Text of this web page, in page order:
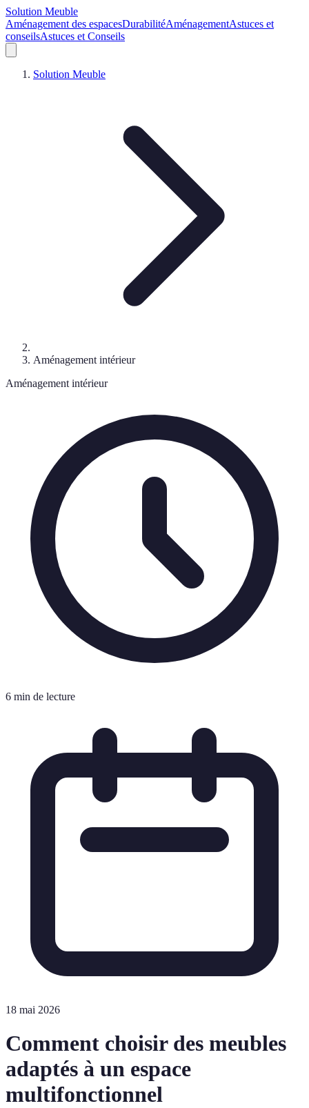
Solution Meuble
Aménagement des espacesDurabilitéAménagementAstuces et
conseilsAstuces et Conseils
Solution Meuble
Aménagement intérieur
Aménagement intérieur
6 min de lecture
18 mai 2026
Comment choisir des meubles
adaptés à un espace
multifonctionnel